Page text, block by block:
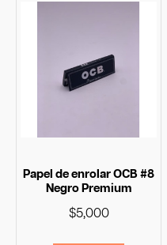
Papel de enrolar OCB #8
Negro Premium
$5,000